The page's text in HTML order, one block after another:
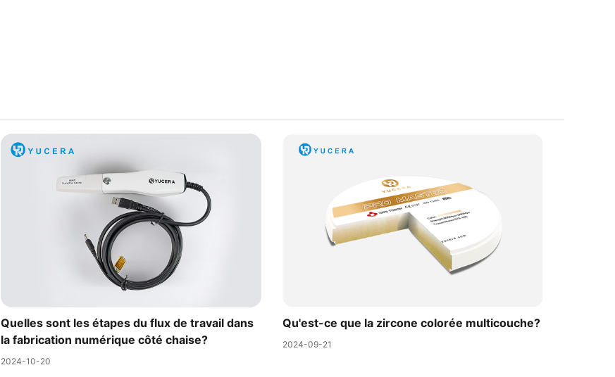
Quelles sont les étapes du flux de travail dans
la fabrication numérique côté chaise?
2024-10-20
Qu'est-ce que la zircone colorée multicouche?
2024-09-21